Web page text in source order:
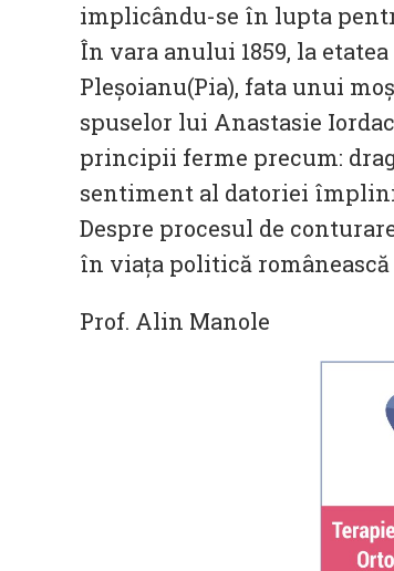
implicându-se în lupta
În vara anului 1859, la
Pleșoianu(Pia), fata unui
spuselor lui Anastasie
principii ferme precum:
sentiment al datoriei
Despre procesul de
în viața politică
Prof. Alin Manole